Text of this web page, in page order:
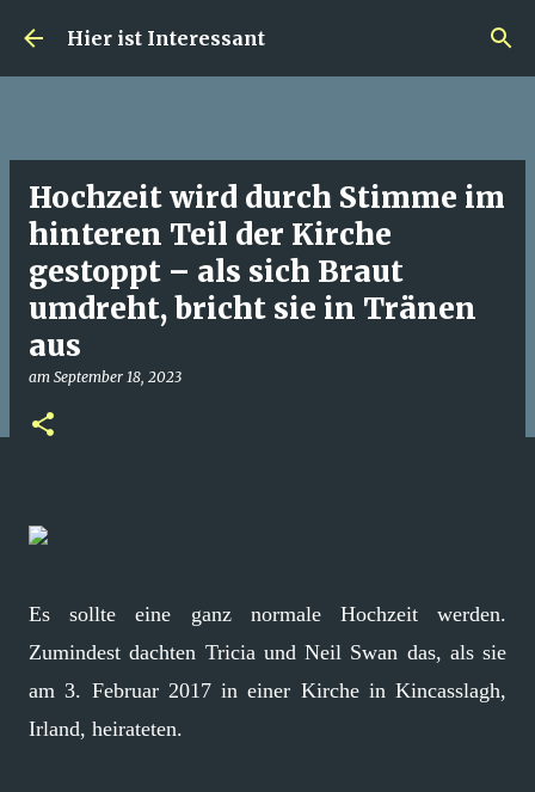
Direkt zum Hauptbereich
Hier ist Interessant
Hochzeit wird durch Stimme im
hinteren Teil der Kirche
gestoppt – als sich Braut
umdreht, bricht sie in Tränen
aus
am September 18, 2023
Es sollte eine ganz normale Hochzeit werden.
Zumindest dachten Tricia und Neil Swan das, als sie
am 3. Februar 2017 in einer Kirche in Kincasslagh,
Irland, heirateten.